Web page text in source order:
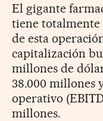
El gigante
tiene totalmente
de esta
capitalización
millones de
38.000 millones
operativo
millones.